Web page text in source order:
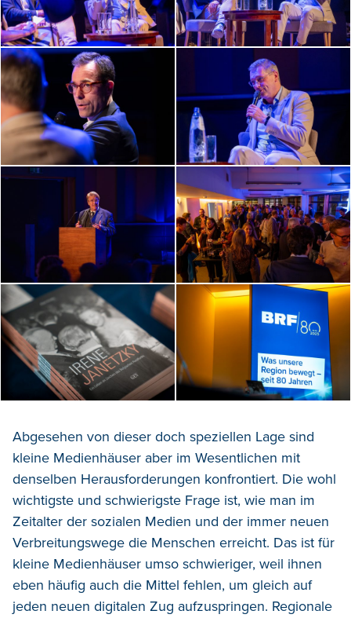
Abgesehen von dieser doch speziellen Lage sind
kleine Medienhäuser aber im Wesentlichen mit
denselben Herausforderungen konfrontiert. Die wohl
wichtigste und schwierigste Frage ist, wie man im
Zeitalter der sozialen Medien und der immer neuen
Verbreitungswege die Menschen erreicht. Das ist für
kleine Medienhäuser umso schwieriger, weil ihnen
eben häufig auch die Mittel fehlen, um gleich auf
jeden neuen digitalen Zug aufzuspringen. Regionale